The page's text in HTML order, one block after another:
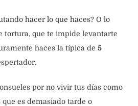
hacer lo que haces? O lo
tortura, que te impide levantarte
haces la típica de 5
por no vivir tus días como
es demasiado tarde o